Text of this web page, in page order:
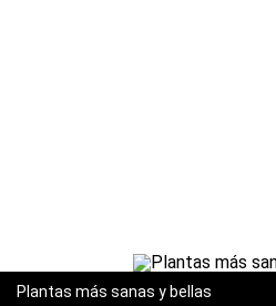
Plantas más sanas y bellas